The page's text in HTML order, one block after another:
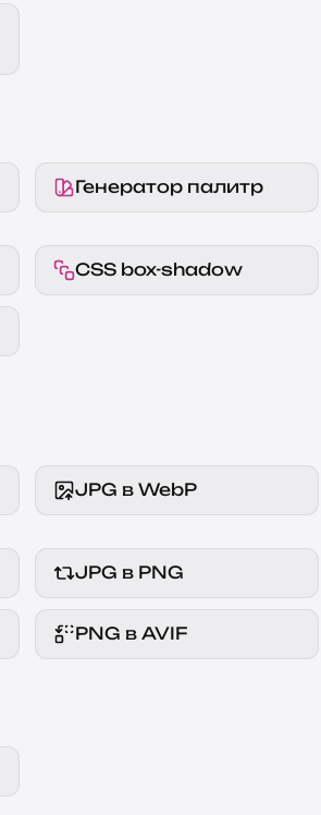
Генератор палитр
CSS box-shadow
JPG в WebP
JPG в PNG
PNG в AVIF